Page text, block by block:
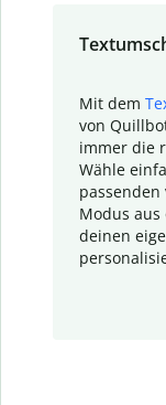
Mit dem
von
immer die
Wähle
Modus
deinen